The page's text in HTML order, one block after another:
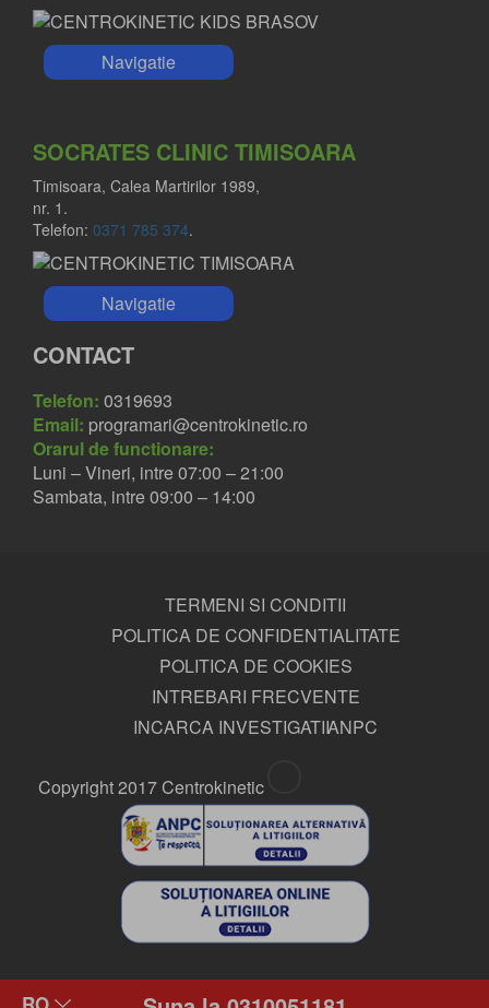
Navigatie
SOCRATES CLINIC TIMISOARA
Timisoara, Calea Martirilor 1989,
nr. 1.
Telefon: 0371 785 374.
Navigatie
CONTACT
Telefon: 0319693
Email: programari@centrokinetic.ro
Orarul de functionare:
Luni – Vineri, intre 07:00 – 21:00
Sambata, intre 09:00 – 14:00
TERMENI SI CONDITII
POLITICA DE CONFIDENTIALITATE
POLITICA DE COOKIES
INTREBARI FRECVENTE
INCARCA INVESTIGATIIANPC
Copyright 2017 Centrokinetic